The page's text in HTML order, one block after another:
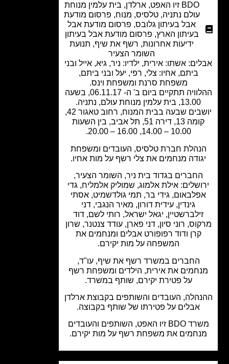
, ארלדן, בית עלמין מנוחת
עולם נתניה,טלסיס,מנוח,פרסום מודעת
אבל בעיתון גלובס, פרסום מודעת אבל
בעיתון הארץ,פרסום מודעת אבל בעיתון
ידיעות אחרונות,רשף את שיף ,תנועת
השומר הצעיר
אשתו: אירית, ילדיו: ניר, גיא, אייל ובני
ביתם, אחיו: צלי, רפי, יעל ובני ביתם,
משפחת סרנת ומשפחת וינס.
ההלוויה תתקיים ביום ב' ה- 06.11.17, בשעה
יושבים שבעה בבית המנוח, רחוב טאגור 42,
קומה 13, דירה 51, תל אביב, בין השעות
חברת טלסיס, העובדים ומשפחת
מנחמים את צלי רשף על מות אחיו.
בגדוד בית ניר, השומר הצעיר,
אילת אלמוג, שמוליק אלמליח, גדי
גידי בר, תמי גולדשמיט, אסתי
גינדין, עידית דורון, מאיר הנגבי, דני
יגאל ישראל, רותי לשם, דוד
רוני סיון, דני פארן, עודד צנטנר, שרון
קרן ודוד רפופורט אבלים ומנחמים את
המשפחה על מות יקירם.
החברים במשרד רשף את שיף, עו"ד,
את אירית, הילדים ומשפחת רשף
על פטירת יקירם, שותף במשרד.
העובדים והשותפים בקבוצת ארלדן
אבלים על פטירתו של שותף בקבוצה.
משרד BDO זיו האפט, השותפים והעובדים
את משפחת רשף על מות יקירם.